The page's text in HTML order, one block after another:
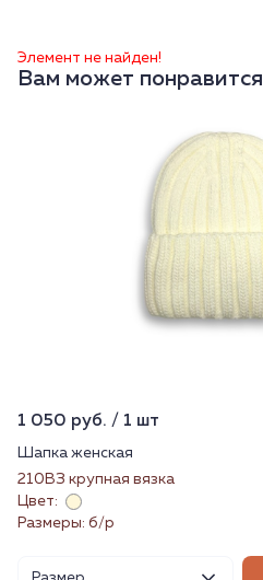
Элемент не найден!
Вам может понравится
1 050 руб. / 1 шт
Шапка женская
210ВЗ крупная вязка
Цвет:
Размеры: б/р